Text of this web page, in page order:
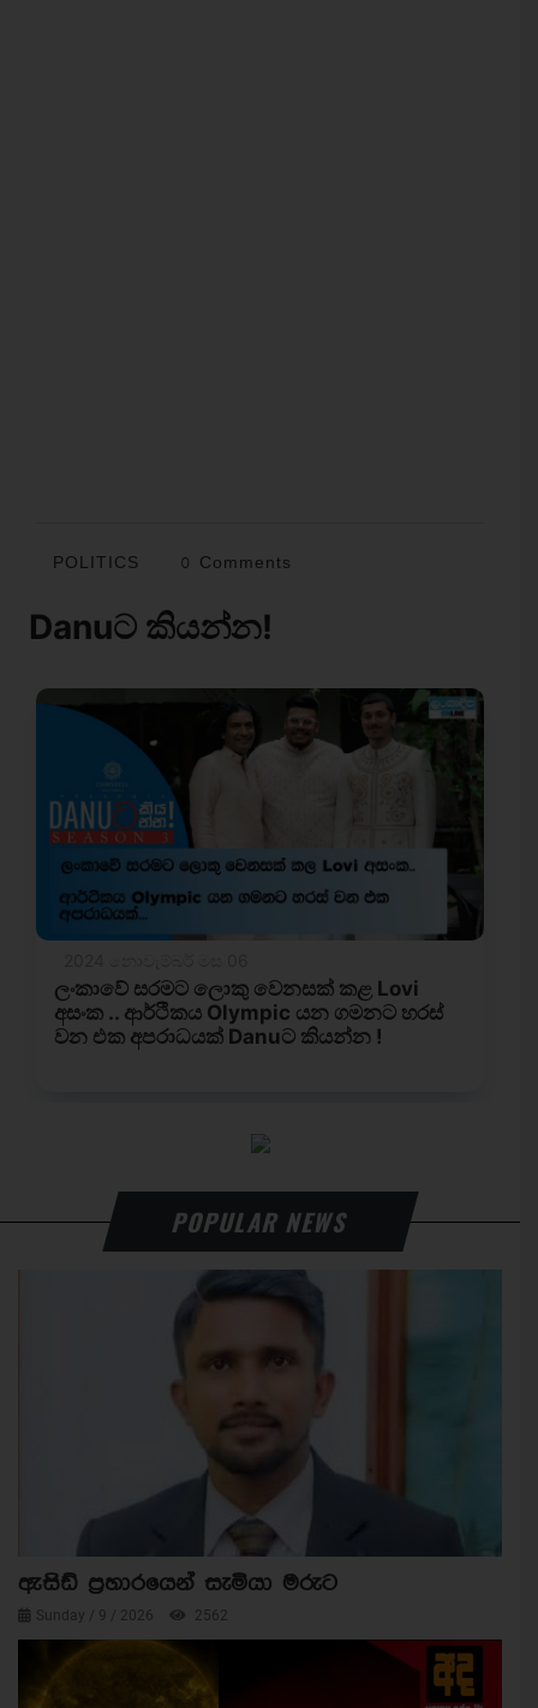
POLITICS 0 Comments
POPULAR NEWS
ඇසිඩ් ප්‍රහාරයෙන් සැමියා මරුට
Sunday / 9 / 2026 2562